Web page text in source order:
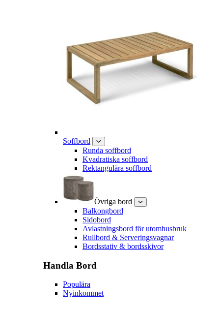
Soffbord
Runda soffbord
Kvadratiska soffbord
Rektangulära soffbord
Övriga bord
Balkongbord
Sidobord
Avlastningsbord för utomhusbruk
Rullbord & Serveringsvagnar
Bordsstativ & bordsskivor
Handla Bord
Populära
Nyinkommet